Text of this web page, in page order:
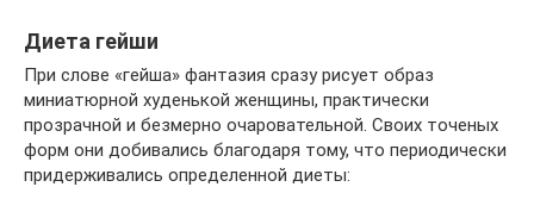
Диета гейши
При слове «гейша» фантазия сразу рисует образ
миниатюрной худенькой женщины, практически
прозрачной и безмерно очаровательной. Своих точеных
форм они добивались благодаря тому, что периодически
придерживались определенной диеты: